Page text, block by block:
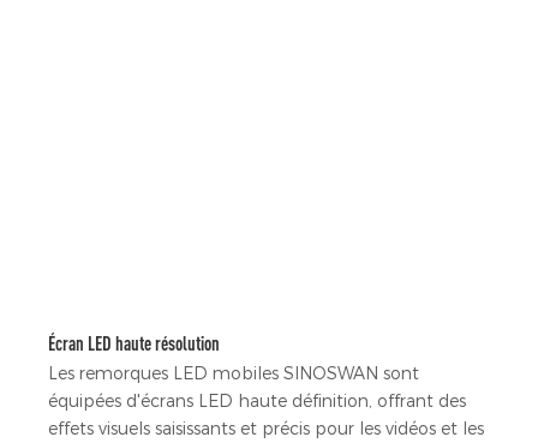
Écran LED haute résolution
Les remorques LED mobiles SINOSWAN sont
équipées d'écrans LED haute définition, offrant des
effets visuels saisissants et précis pour les vidéos et les